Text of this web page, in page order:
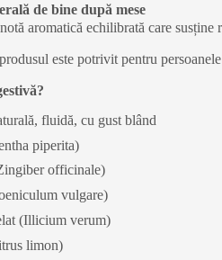
de bine după mese
aromatică echilibrată care
este potrivit pentru
fluidă, cu gust blând
piperita)
officinale)
vulgare)
(Illicium verum)
limon)